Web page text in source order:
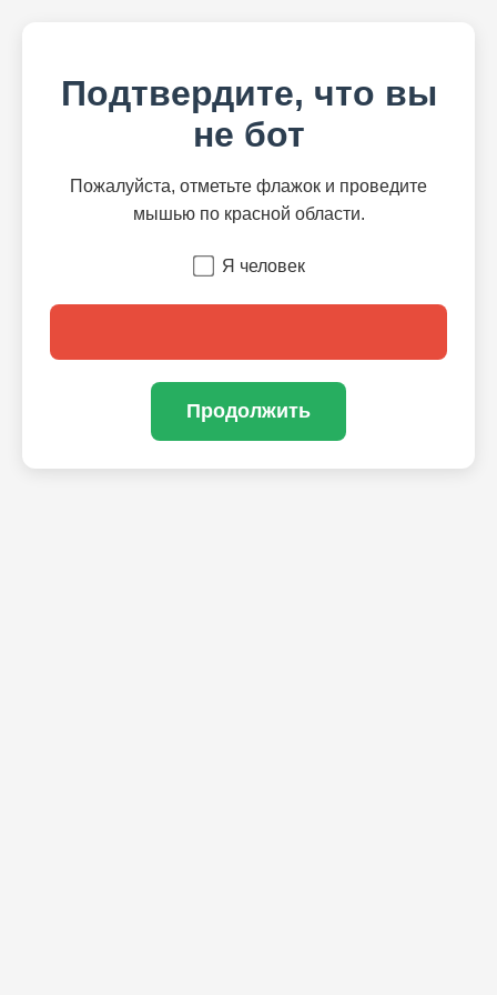
Подтвердите, что вы
не бот
Пожалуйста, отметьте флажок и проведите
мышью по красной области.
Я человек
Продолжить